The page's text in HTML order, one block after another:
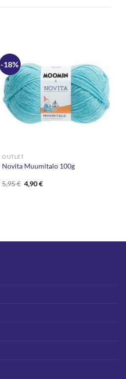
-18%
OUTLET
Novita Muumitalo 100g
5,95€ Alkuperäinen
hinta
4,90€Nykyinen